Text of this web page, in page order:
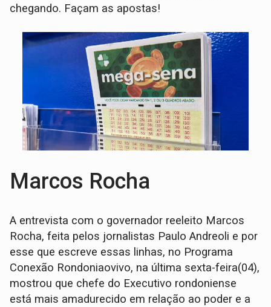
chegando. Façam as apostas!
Marcos Rocha
A entrevista com o governador reeleito Marcos
Rocha, feita pelos jornalistas Paulo Andreoli e por
esse que escreve essas linhas, no Programa
Conexão Rondoniaovivo, na última sexta-feira(04),
mostrou que chefe do Executivo rondoniense
está mais amadurecido em relação ao poder e a